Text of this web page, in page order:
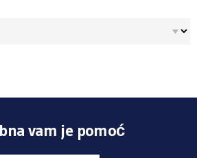
vam je pomoć